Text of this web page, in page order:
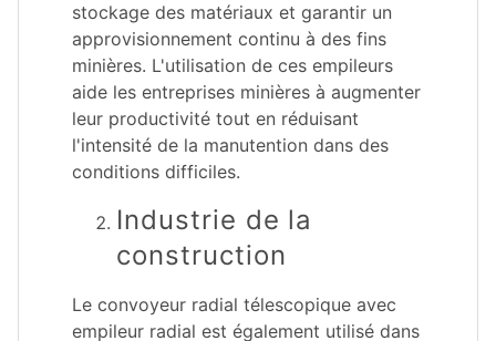
stockage des matériaux et garantir un
approvisionnement continu à des fins
minières. L'utilisation de ces empileurs
aide les entreprises minières à augmenter
leur productivité tout en réduisant
l'intensité de la manutention dans des
conditions difficiles.
Industrie de la
construction
Le convoyeur radial télescopique avec
empileur radial est également utilisé dans